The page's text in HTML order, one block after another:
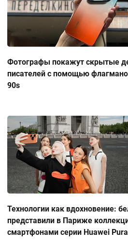
Фотографы покажут скрытые
писателей с помощью
90s
Технологии как вдохновение:
представили в Париже
смартфонами серии Huawei